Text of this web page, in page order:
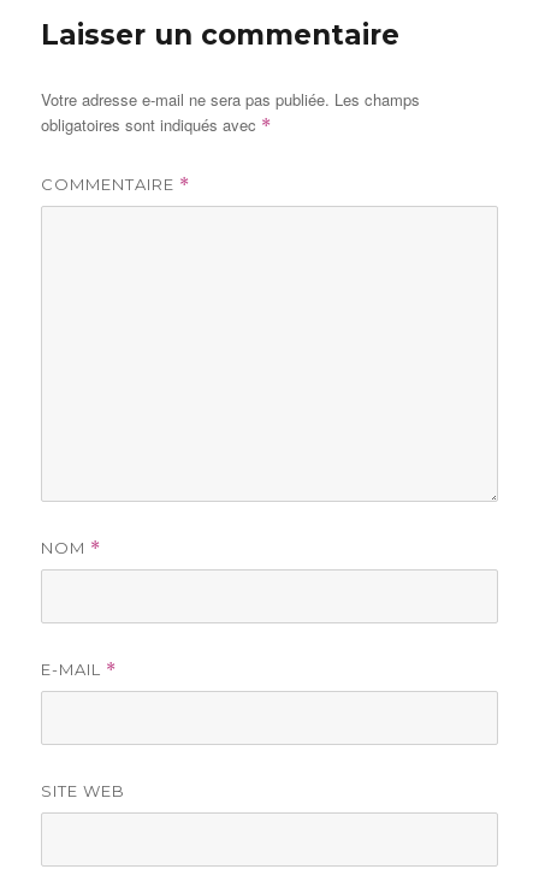
Laisser un commentaire
Votre adresse e-mail ne sera pas publiée. Les champs
obligatoires sont indiqués avec *
COMMENTAIRE *
NOM *
E-MAIL *
SITE WEB